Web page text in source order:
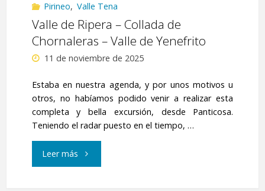
Pirineo, Valle Tena
Valle de Ripera – Collada de
Chornaleras – Valle de Yenefrito
11 de noviembre de 2025
Estaba en nuestra agenda, y por unos motivos u
otros, no habíamos podido venir a realizar esta
completa y bella excursión, desde Panticosa.
Teniendo el radar puesto en el tiempo, …
Leer más"Valle